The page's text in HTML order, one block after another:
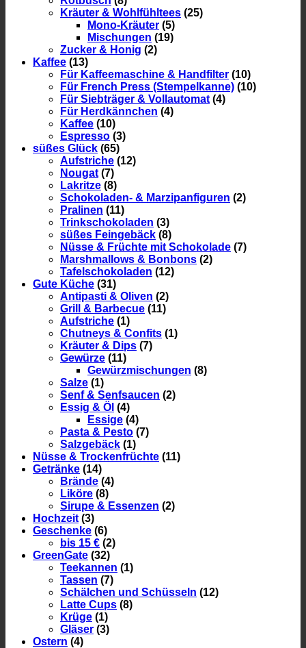
Kräuter & Wohlfühltees (25)
Mono-Kräuter (5)
Mischungen (19)
Zucker & Honig (2)
Kaffee (13)
Für Kaffeemaschine & Handfilter (10)
Für French Press (Stempelkanne) (10)
Für Siebträger & Vollautomat (4)
Für Herdkännchen (4)
Kaffee (10)
Espresso (3)
süßes Glück (65)
Aufstriche (12)
Nougat (7)
Lakritze (8)
Schokoladen- & Marzipanfiguren (2)
Pralinen (11)
Trinkschokoladen (3)
süßes Feingebäck (8)
Nüsse & Früchte mit Schokolade (7)
Marshmallows & Bonbons (2)
Tafelschokoladen (12)
Gute Küche (31)
Antipasti & Oliven (2)
Grill & Barbecue (11)
Aufstriche (1)
Chutneys & Confits (1)
Kräuter & Dips (7)
Gewürze (11)
Gewürzmischungen (8)
Salze (1)
Senf & Senfsaucen (2)
Essig & Öl (4)
Essige (4)
Pasta & Pesto (7)
Salzgebäck (1)
Nüsse & Trockenfrüchte (11)
Getränke (14)
Brände (4)
Liköre (8)
Sirupe & Essenzen (2)
Hochzeit (3)
Geschenke (6)
bis 15 € (2)
GreenGate (32)
Teekannen (1)
Tassen (7)
Schälchen und Schüsseln (12)
Latte Cups (8)
Krüge (1)
Gläser (3)
Ostern (4)